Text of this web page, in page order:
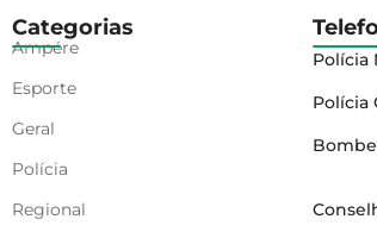
Categorias
Ampére
Esporte
Geral
Polícia
Regional
Polícia
Polícia